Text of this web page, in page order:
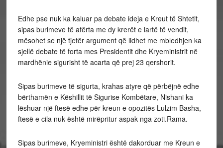
Edhe pse nuk ka kaluar pa debate ideja e Kreut të Shtetit,
sipas burimeve të afërta me dy krerët e lartë të vendit,
mësohet se një tjetër argument që lidhet me mbledhjen ka
sjellë debate të forta mes Presidentit dhe Kryeministrit në
mardhënie sigurisht të acarta që prej 23 qershorit.
Sipas burimeve të sigurta, krahas atyre që përbëjnë edhe
bërthamën e Këshillit të Sigurise Kombëtare, Nishani ka
lëshuar një ftesë edhe për kreun e opozitës Lulzim Basha,
ftesë e cila nuk është mirëpritur aspak nga zoti.Rama.
Sipas burimeve, Kryeministri është dakorduar me Kreun e